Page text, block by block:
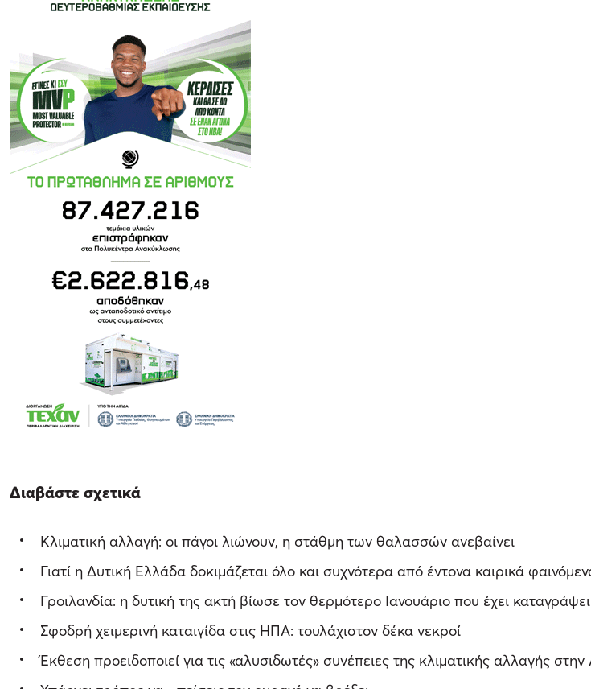
Διαβάστε σχετικά
Κλιματική αλλαγή: οι πάγοι λιώνουν, η στάθμη των θαλασσών ανεβαίνει
Γιατί η Δυτική Ελλάδα δοκιμάζεται όλο και συχνότερα από έντονα καιρικά
Γροιλανδία: η δυτική της ακτή βίωσε τον θερμότερο Ιανουάριο που έχει
Σφοδρή χειμερινή καταιγίδα στις ΗΠΑ: τουλάχιστον δέκα νεκροί
Έκθεση προειδοποιεί για τις «αλυσιδωτές» συνέπειες της κλιματικής αλλαγής